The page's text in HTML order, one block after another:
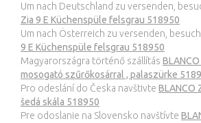
Um nach Deutschland zu versenden,
Zia 9 E Küchenspüle felsgrau 518950
Um nach Österreich zu versenden,
9 E Küchenspüle felsgrau 518950
Magyarországra történő szállítás
mosogató szűrőkosárral , palaszürke
Pro odeslání do Česka navštivte BLANCO
šedá skála 518950
Pre odoslanie na Slovensko navštívte